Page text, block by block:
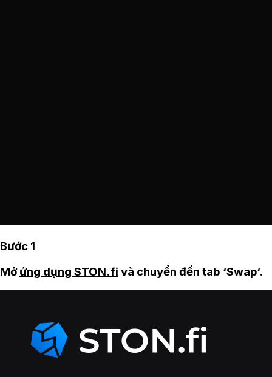
Bước 1
Mởứng dụng STON.fi và chuyển đến tab ‘Swap‘.